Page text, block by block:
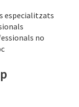
especialitzats
no